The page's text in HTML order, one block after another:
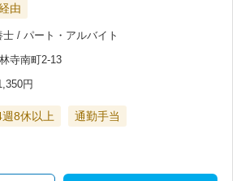
由
/ パート・アルバイト
寺南町2-13
円
週8休以上
通勤手当